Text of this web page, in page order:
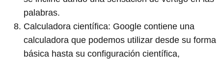
palabras.
Calculadora científica: Google contiene una
calculadora que podemos utilizar desde su forma
básica hasta su configuración científica,